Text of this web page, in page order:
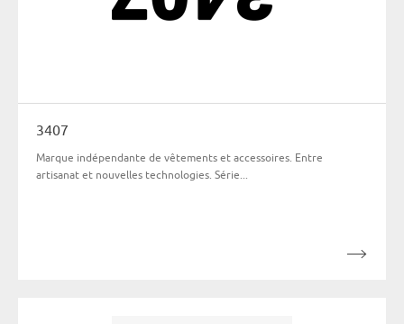
3407
Marque indépendante de vêtements et accessoires. Entre
artisanat et nouvelles technologies. Série...